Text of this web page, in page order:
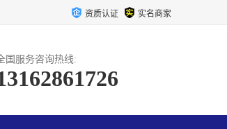
资质认证 实名商家
国服务咨询热线: